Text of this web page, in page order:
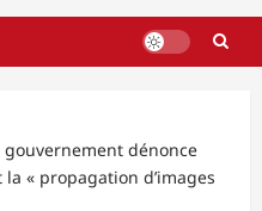
dénonce
« propagation d’images